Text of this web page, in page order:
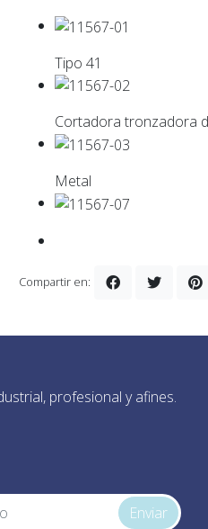
Tipo 41
Cortadora tronzadora
Metal
Compartir en:
profesional y afines.
Enviar